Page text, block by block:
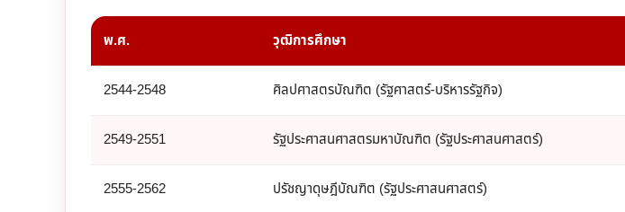
พ.ศ. วุฒิการศึกษา
2544-2548 ศิลปศาสตรบัณฑิต (รัฐศาสตร์-บริหารรัฐกิจ)
2549-2551 รัฐประศาสนศาสตรมหาบัณฑิต (รัฐประศาสนศาสตร์)
2555-2562 ปรัชญาดุษฎีบัณฑิต (รัฐประศาสนศาสตร์)